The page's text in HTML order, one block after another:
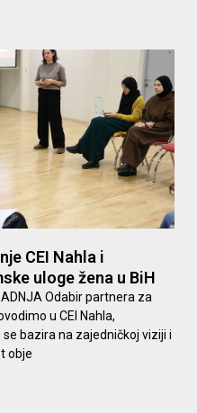
CEI Nahla i
uloge žena u BiH
Odabir partnera za
u CEI Nahla,
bazira na zajedničkoj viziji i
obje